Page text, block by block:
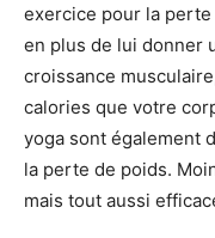
exercice pour la
en plus de lui donner
croissance
calories que votre
yoga sont également
la perte de poids.
mais tout aussi